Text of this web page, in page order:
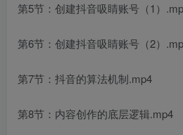
第5节：创建抖音吸睛账号（1）
第6节：创建抖音吸睛账号（2）
第7节：抖音的算法机制.mp4
第8节：内容创作的底层逻辑.mp4